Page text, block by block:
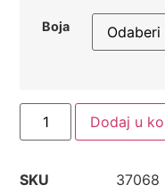
Boja
Dodaj u
SKU
37068